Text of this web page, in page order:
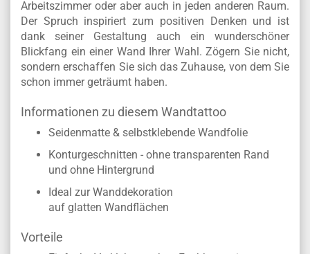
Arbeitszimmer oder aber auch in jeden anderen Raum.
Der Spruch inspiriert zum positiven Denken und ist
dank seiner Gestaltung auch ein wunderschöner
Blickfang ein einer Wand Ihrer Wahl. Zögern Sie nicht,
sondern erschaffen Sie sich das Zuhause, von dem Sie
schon immer geträumt haben.
Informationen zu diesem Wandtattoo
Seidenmatte & selbstklebende Wandfolie
Konturgeschnitten - ohne transparenten Rand
und ohne Hintergrund
Ideal zur Wanddekoration
auf glatten Wandflächen
Vorteile